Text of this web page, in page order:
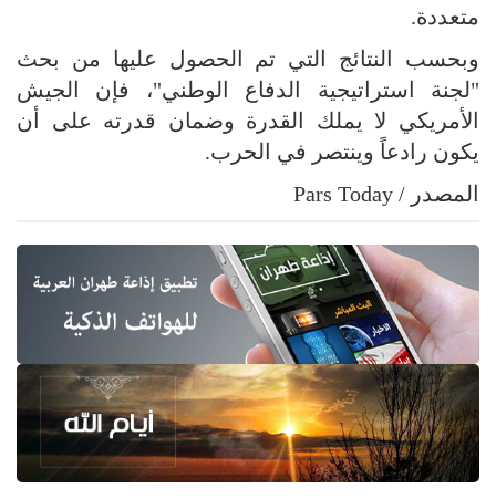
متعددة.
وبحسب النتائج التي تم الحصول عليها من بحث
"لجنة استراتيجية الدفاع الوطني"، فإن الجيش
الأمريكي لا يملك القدرة وضمان قدرته على أن
يكون رادعاً وينتصر في الحرب.
المصدر / Pars Today